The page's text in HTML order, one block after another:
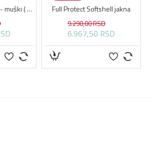
Duks sa kapuljačom - muški ( tanji materijal ) Full Protect Softshell jakna
6.967,50 RSD
9.290,00 RSD